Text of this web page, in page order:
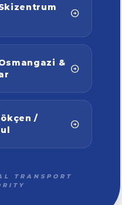
&
/
TRANSPORT